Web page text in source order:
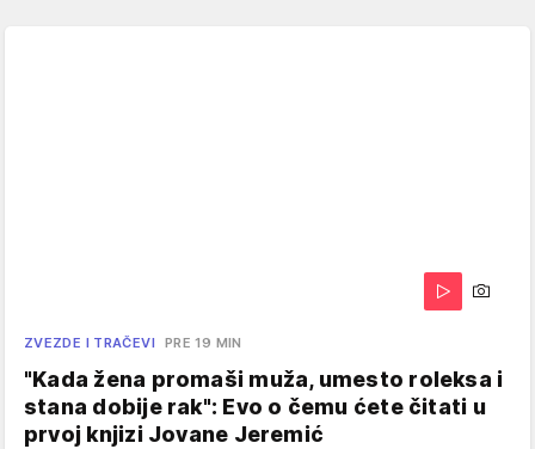
ZVEZDE I TRAČEVI PRE 19 MIN
"Kada žena promaši muža, umesto roleksa i
stana dobije rak": Evo o čemu ćete čitati u
prvoj knjizi Jovane Jeremić